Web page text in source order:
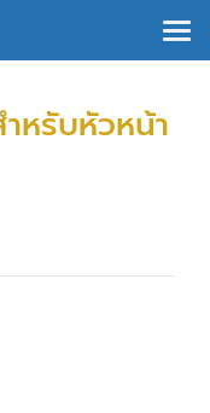
หรับหัวหน้า
×